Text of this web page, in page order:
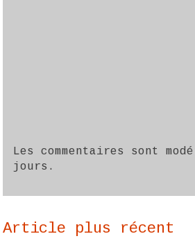
Les commentaires sont
jours.
Article plus récent